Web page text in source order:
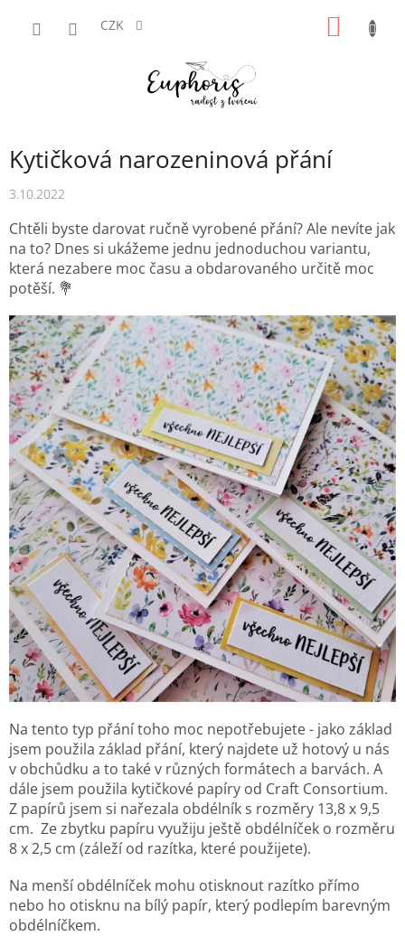
CZK
Kytičková narozeninová přání
3.10.2022
Chtěli byste darovat ručně vyrobené přání? Ale nevíte jak
na to? Dnes si ukážeme jednu jednoduchou variantu,
která nezabere moc času a obdarovaného určitě moc
potěší. 💐
Na tento typ přání toho moc nepotřebujete - jako základ
jsem použila základ přání, který najdete už hotový u nás
v obchůdku a to také v různých formátech a barvách. A
dále jsem použila kytičkové papíry od Craft Consortium.
Z papírů jsem si nařezala obdélník s rozměry 13,8x 9,5
cm. Ze zbytku papíru využiju ještě obdélníček o rozměru
8 x 2,5 cm (záleží od razítka, které použijete).
Na menší obdélníček mohu otisknout razítko přímo
nebo ho otisknu na bílý papír, který podlepím barevným
obdélníčkem.